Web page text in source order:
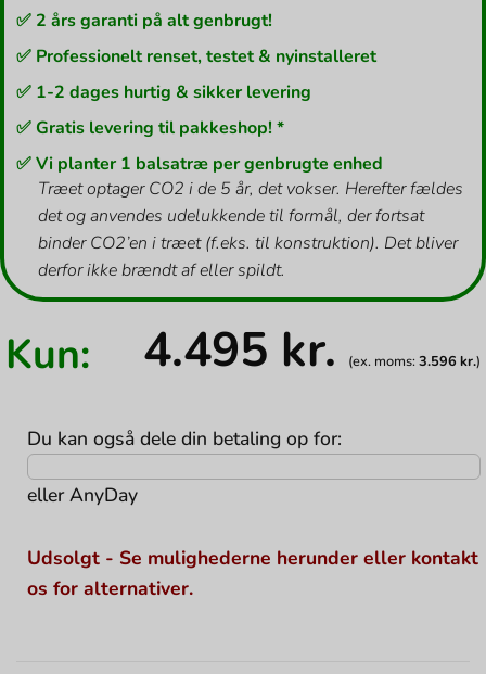
✅ 2 års garanti på alt genbrugt!
✅ Professionelt renset, testet & nyinstalleret
✅ 1-2 dages hurtig & sikker levering
✅ Gratis levering til pakkeshop! *
✅ Vi planter 1 balsatræ per genbrugte enhed
Træet optager CO2 i de 5 år, det vokser. Herefter fældes
det og anvendes udelukkende til formål, der fortsat
binder CO2’en i træet (f.eks. til konstruktion). Det bliver
derfor ikke brændt af eller spildt.
Kun: 4.495 kr. (ex. moms:3.596 kr.)
Du kan også dele din betaling op for:
ellerAnyDay
Udsolgt - Se mulighederne herunder eller kontakt
os for alternativer.